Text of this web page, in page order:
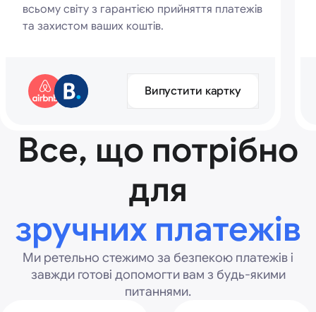
всьому світу з гарантією прийняття платежів
та захистом ваших коштів.
Випустити картку
Все, що потрібно
для
зручних платежів
Ми ретельно стежимо за безпекою платежів і
завжди готові допомогти вам з будь-якими
питаннями.